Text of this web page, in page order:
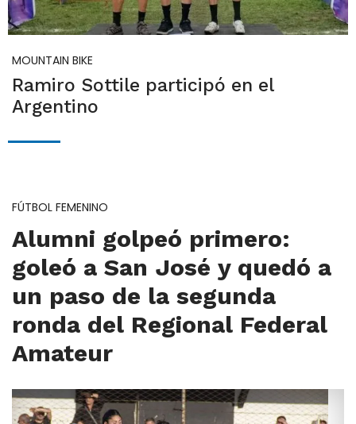
MOUNTAIN BIKE
Ramiro Sottile participó en el
Argentino
FÚTBOL FEMENINO
Alumni golpeó primero:
goleó a San José y quedó a
un paso de la segunda
ronda del Regional Federal
Amateur